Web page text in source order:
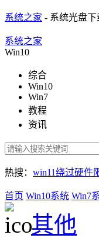
系统之家 - 系统光盘下
系统之家
Win10
综合
Win10
Win7
教程
资讯
热搜： win11绕过硬件
首页 Win10系统 Win7
其他